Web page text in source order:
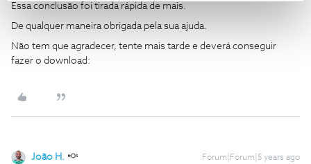
Essa conclusão foi tirada rápida de mais.
De qualquer maneira obrigada pela sua ajuda.
Não tem que agradecer, tente mais tarde e deverá conseguir
fazer o download:
João H. Forum|Forum|5 years ago